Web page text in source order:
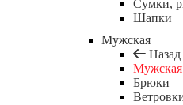
Сумки,
Шапки
Мужская
Назад
Мужская
Брюки